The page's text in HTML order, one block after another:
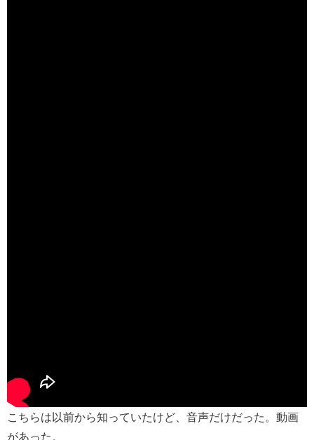
こちらは以前から知っていたけど、音声だけだった。動画
があった。